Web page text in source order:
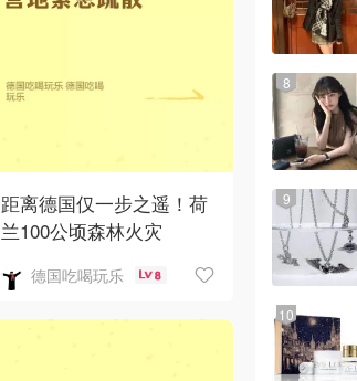
距离德国仅一步之遥！荷
兰100公顷森林火灾
德国吃喝玩乐 8